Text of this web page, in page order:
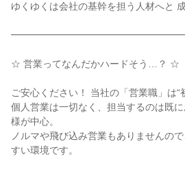
ゆくゆくは会社の基幹を担う人材へと
☆ 営業ってなんだかハードそう…？ ☆
ご安心ください！ 当社の「営業職」は“
個人営業は一切なく、担当するのは既
様が中心。
ノルマや飛び込み営業もありませんの
すい環境です。